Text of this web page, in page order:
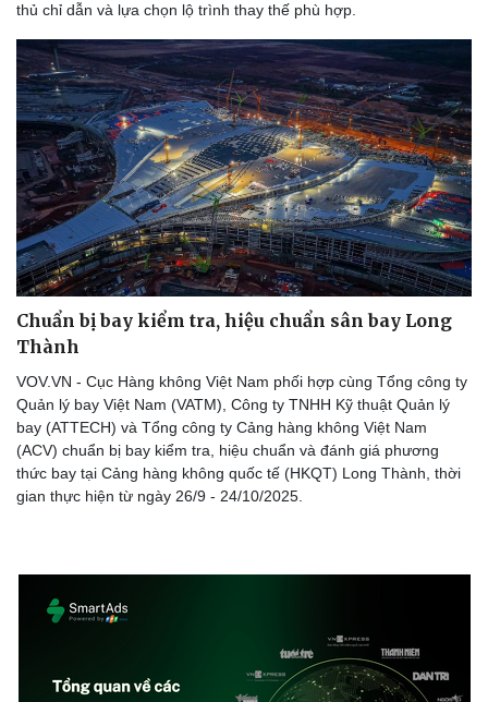
thủ chỉ dẫn và lựa chọn lộ trình thay thế phù hợp.
Chuẩn bị bay kiểm tra, hiệu chuẩn sân bay Long
Thành
VOV.VN - Cục Hàng không Việt Nam phối hợp cùng Tổng công ty
Quản lý bay Việt Nam (VATM), Công ty TNHH Kỹ thuật Quản lý
bay (ATTECH) và Tổng công ty Cảng hàng không Việt Nam
(ACV) chuẩn bị bay kiểm tra, hiệu chuẩn và đánh giá phương
thức bay tại Cảng hàng không quốc tế (HKQT) Long Thành, thời
gian thực hiện từ ngày 26/9 - 24/10/2025.